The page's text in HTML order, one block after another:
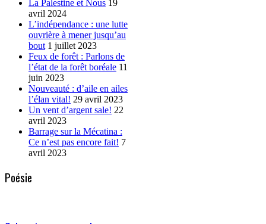
La Palestine et Nous 19
avril 2024
L’indépendance : une lutte
ouvrière à mener jusqu’au
bout 1 juillet 2023
Feux de forêt : Parlons de
l’état de la forêt boréale 11
juin 2023
Nouveauté : d’aile en ailes
l’élan vital! 29 avril 2023
Un vent d’argent sale! 22
avril 2023
Barrage sur la Mécatina :
Ce n’est pas encore fait! 7
avril 2023
Poésie